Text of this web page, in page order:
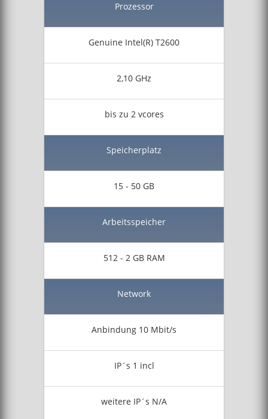
Prozessor
Genuine Intel(R) T2600
2,10 GHz
bis zu 2 vcores
Speicherplatz
15 - 50 GB
Arbeitsspeicher
512 - 2 GB RAM
Network
Anbindung 10 Mbit/s
IP´s 1 incl
weitere IP´s N/A